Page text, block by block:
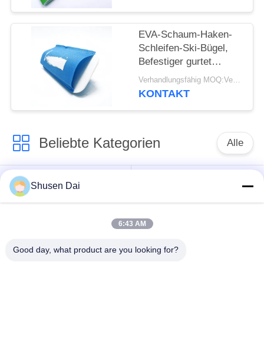
EVA-Schaum-Haken-
Schleifen-Ski-Bügel,
Befestiger gurtet
Leichtgewichtler
Verhandlungsfähig MOQ:Verhandelbar
KONTAKT
Beliebte Kategorien Alle
Haken und
Schleifenband
Schleifen-Band
Kundenspezifische
Haken-und Schleifen-
Shusen Dai
6:43 AM
Good day, what product are you looking for?